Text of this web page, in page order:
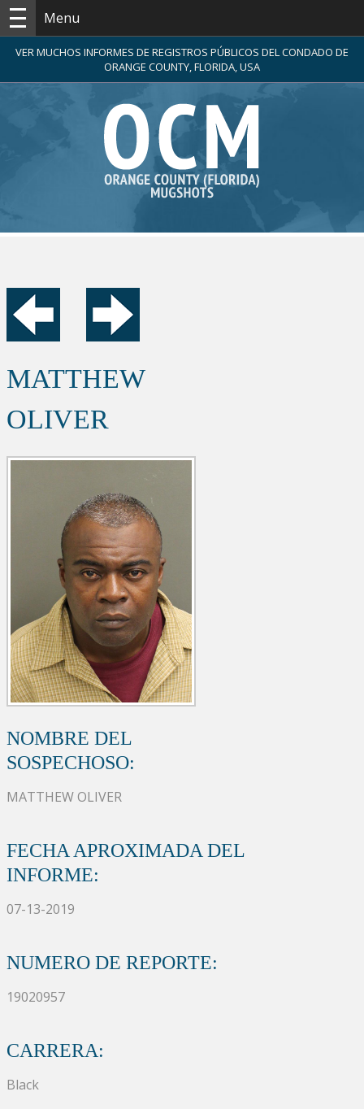
Menu
VER MUCHOS INFORMES DE REGISTROS PÚBLICOS DEL CONDADO DE
ORANGE COUNTY, FLORIDA, USA
MATTHEW
OLIVER
NOMBRE DEL
SOSPECHOSO:
MATTHEW OLIVER
FECHA APROXIMADA DEL
INFORME:
07-13-2019
NUMERO DE REPORTE:
19020957
CARRERA:
Black